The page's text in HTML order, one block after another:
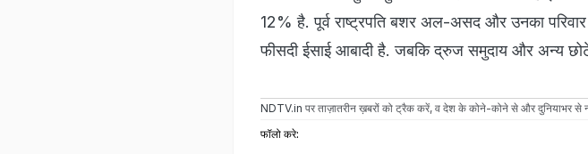
12% है. पूर्व राष्ट्रपति बशर अल-असद और उनका
फीसदी ईसाई आबादी है. जबकि द्रुज समुदाय और अन्य
NDTV.in पर ताज़ातरीन ख़बरों को ट्रैक करें, व देश के कोने-कोने से और दुनियाभर से
फॉलो करे: